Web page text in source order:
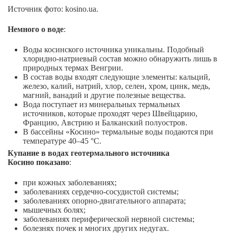
Источник фото: kosino.ua.
Немного о воде:
Воды косинского источника уникальны. Подобный
хлоридно-натриевый состав можно обнаружить лишь в
природных термах Венгрии.
В состав воды входят следующие элементы: кальций,
железо, калий, натрий, хлор, селен, хром, цинк, медь,
магний, ванадий и другие полезные вещества.
Вода поступает из минеральных термальных
источников, которые проходят через Швейцарию,
Францию, Австрию и Балканский полуостров.
В бассейны «Косино» термальные воды подаются при
температуре 40–45 °С.
Купание в водах геотермального источника
Косино показано:
при кожных заболеваниях;
заболеваниях сердечно-сосудистой системы;
заболеваниях опорно-двигательного аппарата;
мышечных болях;
заболеваниях периферической нервной системы;
болезнях почек и многих других недугах.